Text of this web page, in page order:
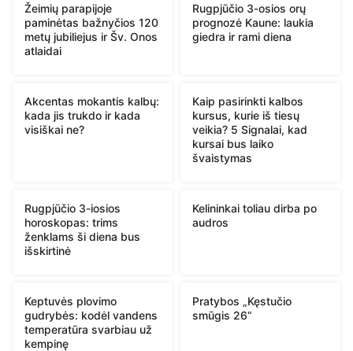
Žeimių parapijoje
paminėtas bažnyčios 120
metų jubiliejus ir Šv. Onos
atlaidai
Rugpjūčio 3-osios orų
prognozė Kaune: laukia
giedra ir rami diena
Akcentas mokantis kalbų:
kada jis trukdo ir kada
visiškai ne?
Kaip pasirinkti kalbos
kursus, kurie iš tiesų
veikia? 5 Signalai, kad
kursai bus laiko
švaistymas
Rugpjūčio 3-iosios
horoskopas: trims
ženklams ši diena bus
išskirtinė
Kelininkai toliau dirba po
audros
Keptuvės plovimo
gudrybės: kodėl vandens
temperatūra svarbiau už
kempinę
Pratybos „Kęstučio
smūgis 26“